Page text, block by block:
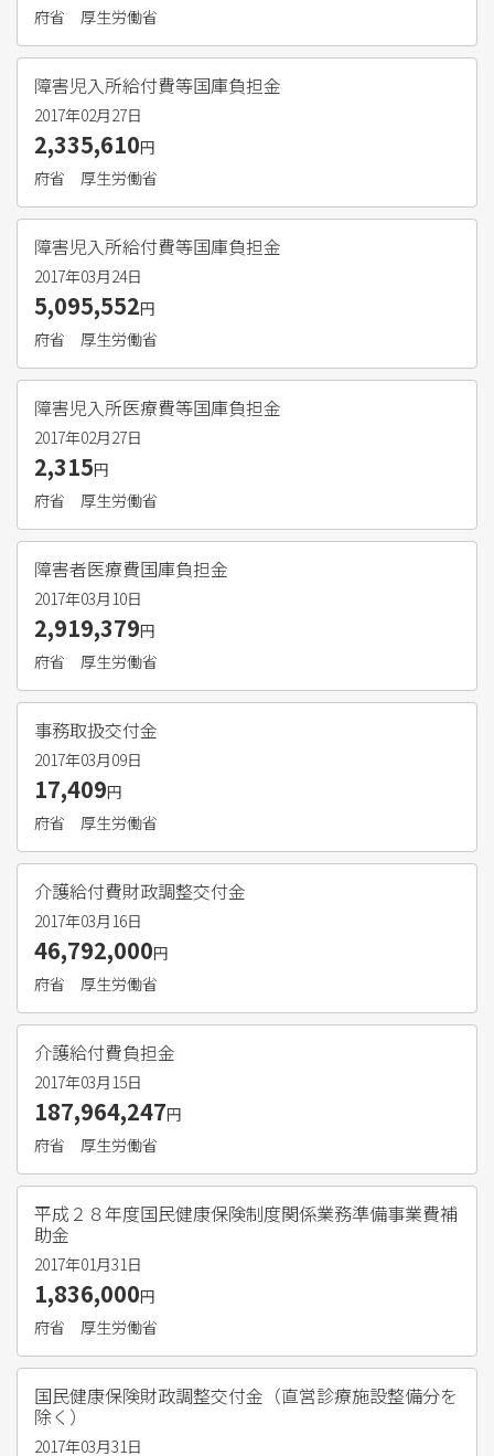
府省
厚生労働省
障害児入所給付費等国庫負担金
2017年02月27日
2,335,610円
府省
厚生労働省
障害児入所給付費等国庫負担金
2017年03月24日
5,095,552円
府省
厚生労働省
障害児入所医療費等国庫負担金
2017年02月27日
2,315円
府省
厚生労働省
障害者医療費国庫負担金
2017年03月10日
2,919,379円
府省
厚生労働省
事務取扱交付金
2017年03月09日
17,409円
府省
厚生労働省
介護給付費財政調整交付金
2017年03月16日
46,792,000円
府省
厚生労働省
介護給付費負担金
2017年03月15日
187,964,247円
府省
厚生労働省
平成２８年度国民健康保険制度関係業務準備事業費補
助金
2017年01月31日
1,836,000円
府省
厚生労働省
国民健康保険財政調整交付金（直営診療施設整備分を
除く）
2017年03月31日